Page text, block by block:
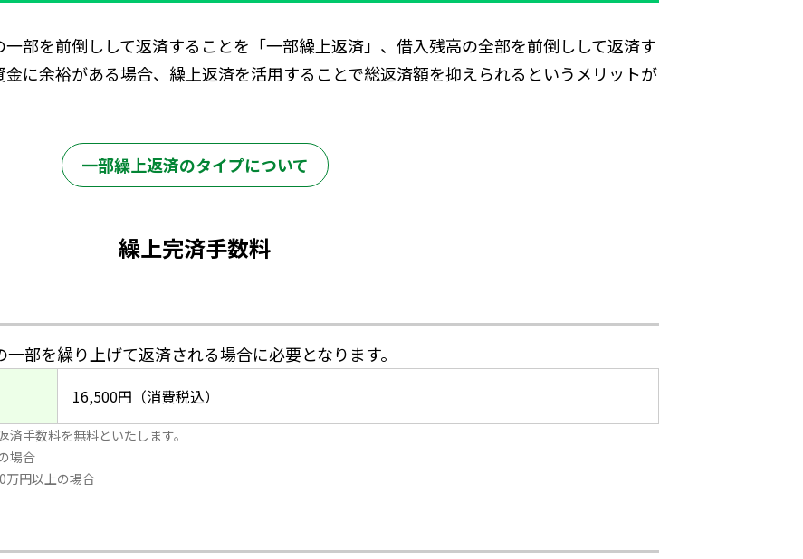
部を前倒しして返済することを「一部繰上返済」、借入残高の全部を前倒しして返済す
に余裕がある場合、繰上返済を活用することで総返済額を抑えられるというメリットが
一部繰上返済のタイプについて
繰上完済手数料
部を繰り上げて返済される場合に必要となります。
16,500円（消費税込）
手数料を無料といたします。
場合
万円以上の場合